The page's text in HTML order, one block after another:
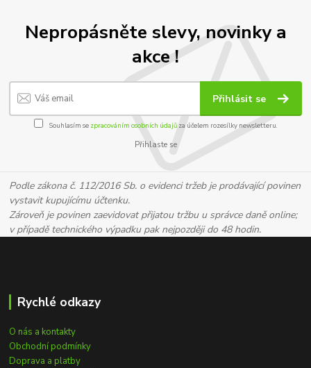
Nepropásněte slevy, novinky a
akce !
Přihlásit se
Souhlasím se zpracováním osobních údajůza účelem rozesílky newsletteru.
Přihlaste se
Podle zákona č. 112/2016 Sb. o evidenci tržeb je prodávající povinen
vystavit kupujícímu účtenku.
Zároveň je povinen zaevidovat přijatou tržbu u správce daně online;
v případě technického výpadku pak nejpozději do 48 hodin.
Rychlé odkazy
O nás a kontakty
Obchodní podmínky
Doprava a platby